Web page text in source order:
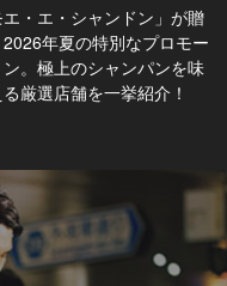
エ・エ・シャンドン」が贈
2026年夏の特別なプロモー
ン。極上のシャンパンを味
厳選店舗を一挙紹介！